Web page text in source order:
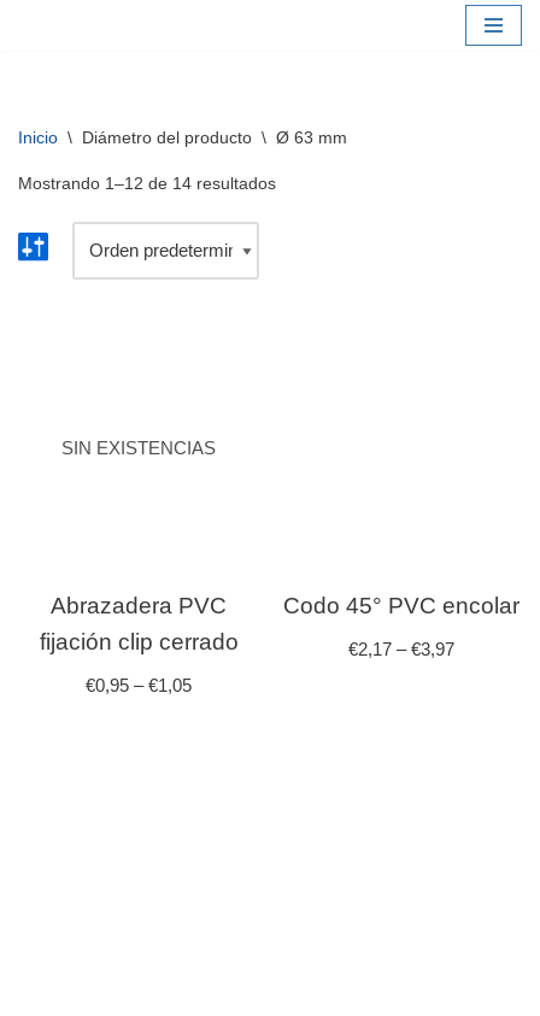
Inicio \ Diámetro del producto \ Ø 63 mm
Mostrando 1–12 de 14 resultados
SIN EXISTENCIAS
Abrazadera PVC
fijación clip cerrado
€0,95 –€1,05
Codo 45° PVC encolar
€2,17–€3,97